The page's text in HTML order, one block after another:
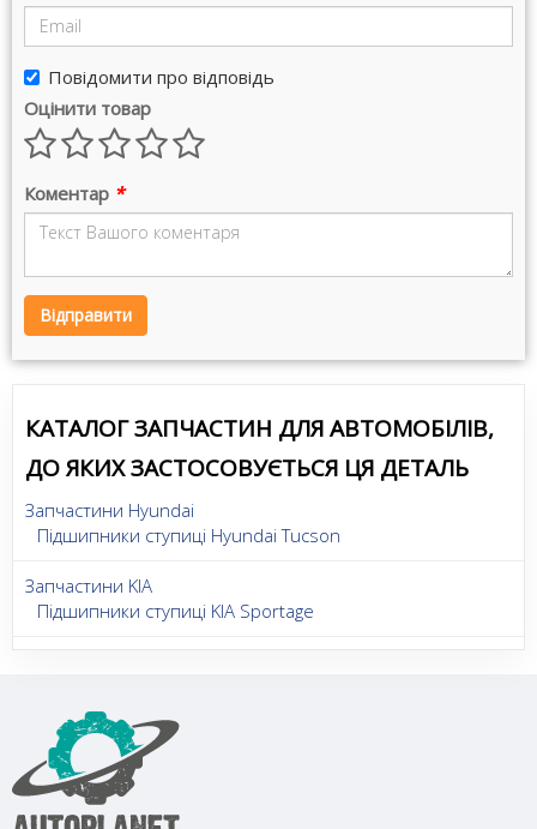
Повідомити про відповідь
Оцінити товар
Коментар *
Відправити
КАТАЛОГ ЗАПЧАСТИН ДЛЯ АВТОМОБІЛІВ,
ДО ЯКИХ ЗАСТОСОВУЄТЬСЯ ЦЯ ДЕТАЛЬ
Запчастини Hyundai
Підшипники ступиці Hyundai Tucson
Запчастини KIA
Підшипники ступиці KIA Sportage